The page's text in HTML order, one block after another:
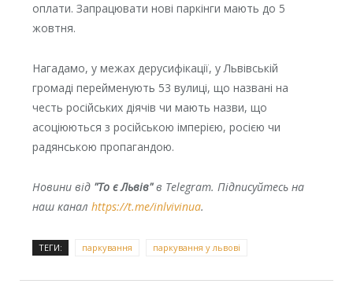
оплати. Запрацювати нові паркінги мають до 5
жовтня.
Нагадамо, у межах дерусифікації, у Львівській
громаді перейменують 53 вулиці, що названі на
честь російських діячів чи мають назви, що
асоціюються з російською імперією, росією чи
радянською пропагандою.
Новини від "То є Львів"в Telegram. Підписуйтесь на
наш канал https://t.me/inlvivinua.
ТЕГИ: паркування паркування у львові